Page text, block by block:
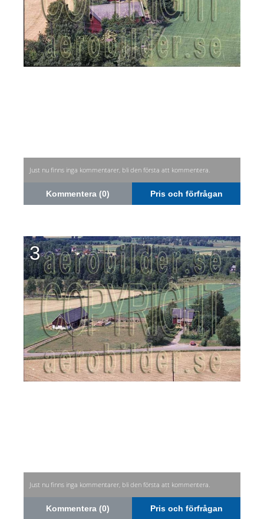
Just nu finns inga kommentarer, bli den första att kommentera.
Kommentera (0) Pris och förfrågan
3
Just nu finns inga kommentarer, bli den första att kommentera.
Kommentera (0) Pris och förfrågan